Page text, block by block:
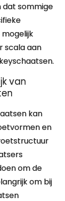
dat sommige
scala aan
van
kan
en
om de
om bij